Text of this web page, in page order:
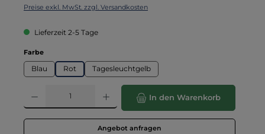
Preise exkl. MwSt. zzgl. Versandkosten
Lieferzeit 2-5 Tage
Farbeauswählen
Blau Rot Tagesleuchtgelb
Produkt Anzahl: Gib den gewünschten Wert ein oder benutze die
In den Warenkorb
Angebot anfragen